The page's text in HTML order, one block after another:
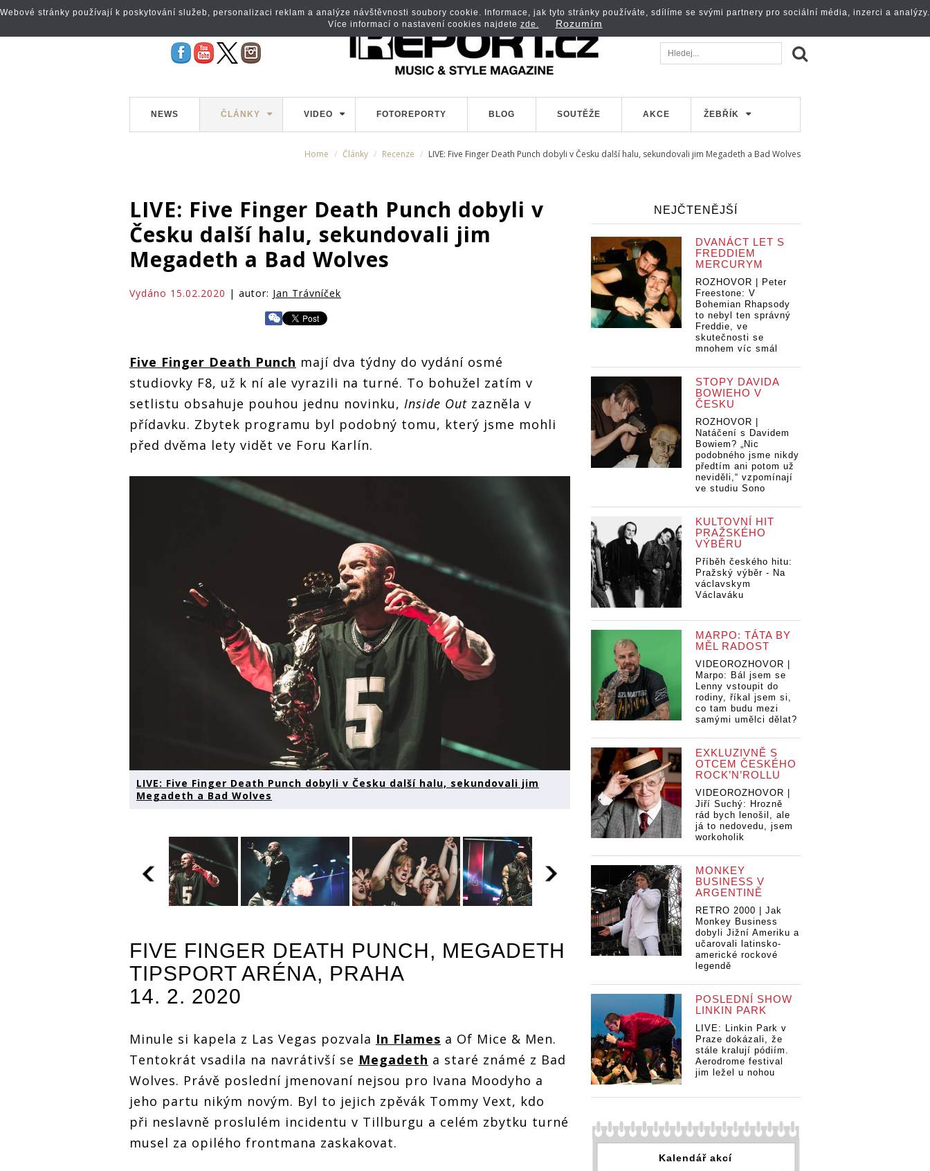
NEWS ČLÁNKY VIDEO FOTOREPORTY BLOG SOUTĚŽE AKCE ŽEBŘÍK
Home Články Recenze LIVE: Five Finger Death Punch dobyli v Česku další halu, sekundovali jim Megadeth a Bad Wolves
LIVE: Five Finger Death Punch dobyli v
Česku další halu, sekundovali jim
Megadeth a Bad Wolves
Vydáno 15.02.2020 | autor: Jan Trávníček
Five Finger Death Punch mají dva týdny do vydání osmé
studiovky F8, už k ní ale vyrazili na turné. To bohužel zatím v
setlistu obsahuje pouhou jednu novinku, Inside Out zazněla v
přídavku. Zbytek programu byl podobný tomu, který jsme mohli
před dvěma lety vidět ve Foru Karlín.
LIVE: Five Finger Death Punch dobyli v Česku další halu, sekundovali jim
Megadeth a Bad Wolves
dobyli v Česku
další halu,
sekundovali jim
Wolves
dobyli v Česku
další halu,
sekundovali jim
Megadeth a Bad
dobyli v Česku
další halu,
sekundovali jim
dobyli v Česku
další halu,
LIVE: Five Finger
Death Punch
dobyli v Česku
Megadeth a Bad
Wolves
LIVE: Five Finger
Death Punch
dobyli v Česku
další halu,
sekundovali jim
Megadeth a Bad
Wolves
FIVE FINGER DEATH PUNCH, MEGADETH
TIPSPORT ARÉNA, PRAHA
14. 2. 2020
Minule si kapela z Las Vegas pozvala In Flames a Of Mice & Men.
Tentokrát vsadila na navrátivší se Megadeth a staré známé z Bad
Wolves. Právě poslední jmenovaní nejsou pro Ivana Moodyho a
jeho partu nikým novým. Byl to jejich zpěvák Tommy Vext, kdo
při neslavně proslulém incidentu v Tillburgu a celém zbytku turné
musel za opilého frontmana zaskakovat.
NEJČTENĚJŠÍ
DVANÁCT LET S
FREDDIEM
MERCURYM
ROZHOVOR | Peter
Freestone: V
Bohemian Rhapsody
to nebyl ten správný
Freddie, ve
skutečnosti se
mnohem víc smál
STOPY DAVIDA
BOWIEHO V
ČESKU
ROZHOVOR |
Natáčení s Davidem
Bowiem? „Nic
podobného jsme nikdy
předtím ani potom už
neviděli,“ vzpomínají
ve studiu Sono
KULTOVNÍ HIT
PRAŽSKÉHO
VÝBĚRU
Příběh českého hitu:
Pražský výběr - Na
václavskym
Václaváku
MARPO: TÁTA BY
MĚL RADOST
VIDEOROZHOVOR |
Marpo: Bál jsem se
Lenny vstoupit do
rodiny, říkal jsem si,
co tam budu mezi
samými umělci dělat?
EXKLUZIVNĚ S
OTCEM ČESKÉHO
ROCK’N’ROLLU
VIDEOROZHOVOR |
Jiří Suchý: Hrozně
rád bych lenošil, ale
já to nedovedu, jsem
workoholik
MONKEY
BUSINESS V
ARGENTINĚ
RETRO 2000 | Jak
Monkey Business
dobyli Jižní Ameriku a
učarovali latinsko-
americké rockové
legendě
POSLEDNÍ SHOW
LINKIN PARK
LIVE: Linkin Park v
Praze dokázali, že
stále kralují pódiím.
Aerodrome festival
jim ležel u nohou
Kalendář akcí
Webové stránky používají k poskytování služeb, personalizaci reklam a analýze návštěvnosti soubory cookie. Informace, jak tyto stránky používáte, sdílíme se svými partnery pro sociální média, inzerci a analýzy.
Více informací o nastavení cookies najdete zde. Rozumím